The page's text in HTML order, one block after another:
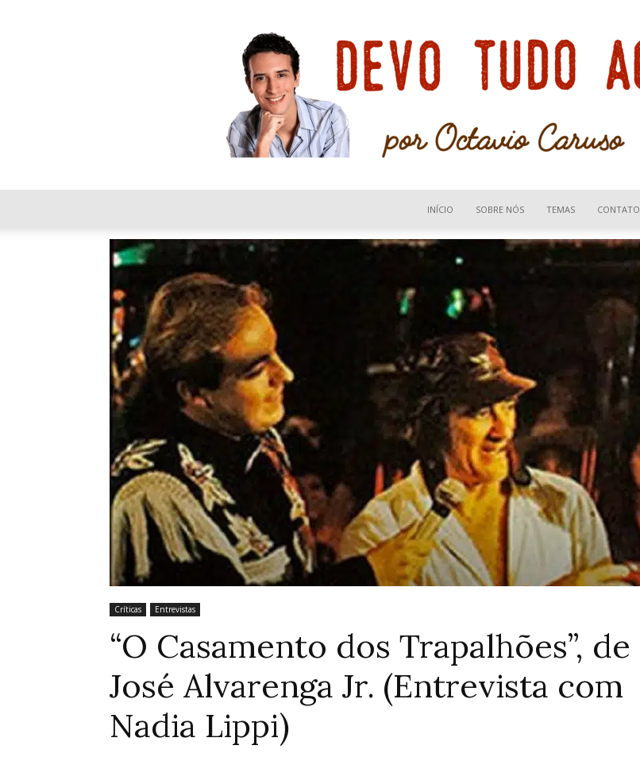
Devo
ao
Cinema
INÍCIO SOBRE NÓS TEMAS CONTATO
Críticas Entrevistas
“O Casamento dos Trapalhões”, de
José Alvarenga Jr. (Entrevista com
Nadia Lippi)